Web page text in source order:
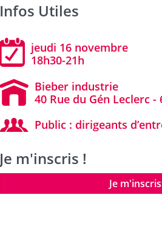
Infos Utiles
jeudi 16 novembre
18h30-21h
Bieber industrie
40 Rue du Gén Leclerc
Public : dirigeants
Je m'inscris !
Je